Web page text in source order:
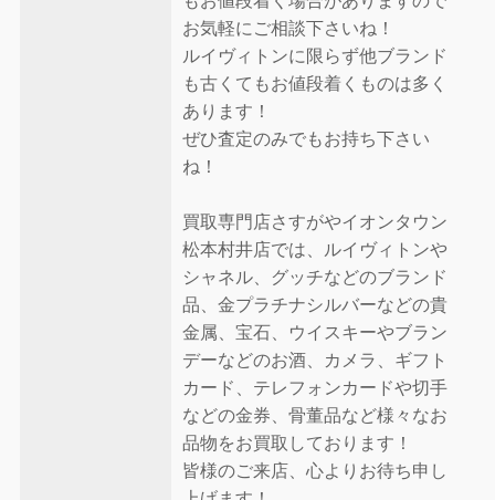
お気軽にご相談下さいね！
ルイヴィトンに限らず他ブランド
も古くてもお値段着くものは多く
あります！
ぜひ査定のみでもお持ち下さい
ね！
買取専門店さすがやイオンタウン
松本村井店では、ルイヴィトンや
シャネル、グッチなどのブランド
品、金プラチナシルバーなどの貴
金属、宝石、ウイスキーやブラン
デーなどのお酒、カメラ、ギフト
カード、テレフォンカードや切手
などの金券、骨董品など様々なお
品物をお買取しております！
皆様のご来店、心よりお待ち申し